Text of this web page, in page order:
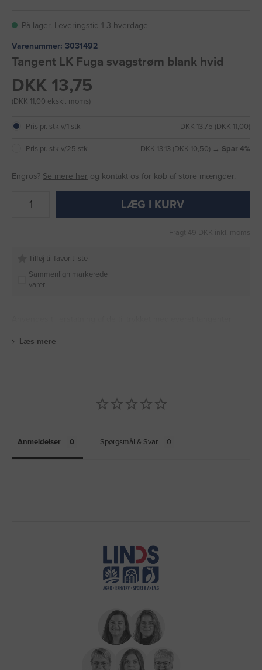
På lager. Leveringstid 1-3 hverdage
Varenummer: 3031492
Tangent LK Fuga svagstrøm blank hvid
DKK 13,75
(DKK 11,00 ekskl. moms)
Pris pr. stk v/1 stk DKK 13,75 (DKK 11,00)
Pris pr. stk v/25 stk DKK 13,13 (DKK 10,50) → Spar 4%
Engros? Se mere her og kontakt os for køb af store mængder.
LÆG I KURV
Fragt 49 DKK inkl. moms
Tilføj til favoritliste
Sammenlign markerede
varer
Læs mere
Anmeldelser Spørgsmål & Svar